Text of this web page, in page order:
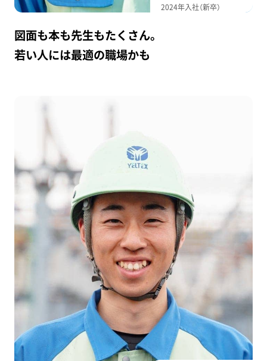
2024年入社（新卒）
図面も本も先生もたくさん。
若い人には最適の職場かも